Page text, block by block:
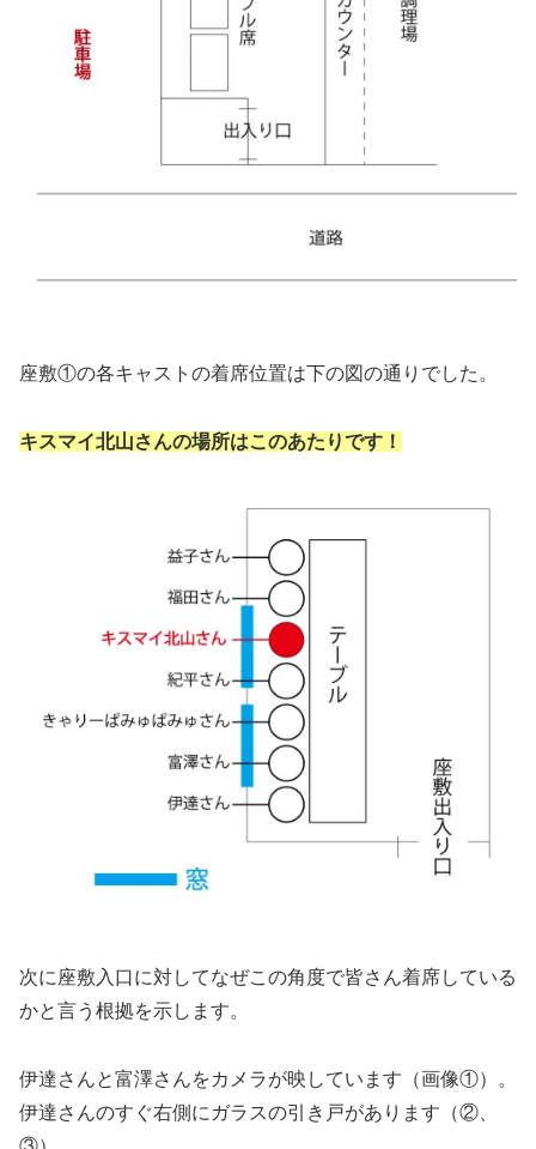
座敷①の各キャストの着席位置は下の図の通りでした。
キスマイ北山さんの場所はこのあたりです！
次に座敷入口に対してなぜこの角度で皆さん着席している
かと言う根拠を示します。
伊達さんと富澤さんをカメラが映しています（画像①）。
伊達さんのすぐ右側にガラスの引き戸があります（②、